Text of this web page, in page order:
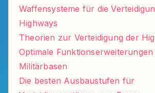
Waffensysteme für die
Highways
Theorien zur Verteidigung der
Optimale
Militärbasen
Die besten Ausbaustufen für